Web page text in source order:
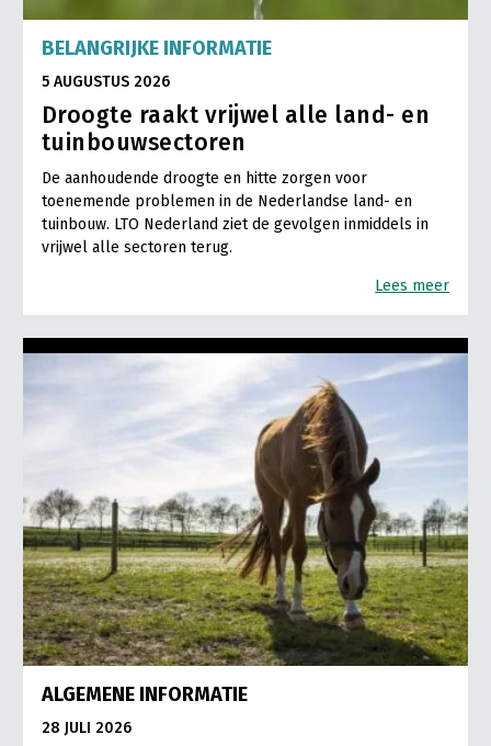
Melkveehouderij
Paardenhouderij
Pluimveehouderij
Schapenhouderij
Varkenshouderij
Bomen, vaste planten en zomerbloemen
Fruitteelt
Glastuinbouw
Paddenstoelen
Vollegrondsgroente
Nieuws
Webinars
Over LTO
LTO Nederland
Medewerkers
Vacatures
BELANGRIJKE INFORMATIE
5 AUGUSTUS 2026
Droogte raakt vrijwel alle land- en
tuinbouwsectoren
De aanhoudende droogte en hitte zorgen voor
toenemende problemen in de Nederlandse land- en
tuinbouw. LTO Nederland ziet de gevolgen inmiddels in
vrijwel alle sectoren terug.
Lees meer
ALGEMENE INFORMATIE
28 JULI 2026